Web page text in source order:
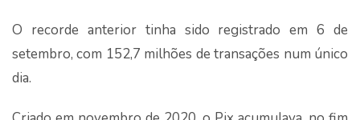
O recorde anterior tinha sido registrado em 6 de
setembro, com 152,7 milhões de transações num único
dia.